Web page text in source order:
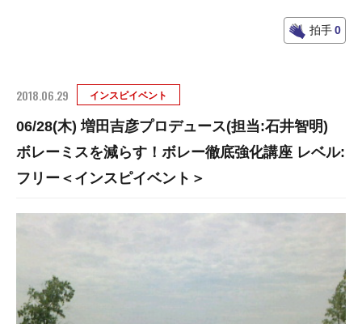
拍手0
2018.06.29 インスピイベント
06/28(木) 増田吉彦プロデュース(担当:石井智明)
ボレーミスを減らす！ボレー徹底強化講座 レベル:
フリー＜インスピイベント＞